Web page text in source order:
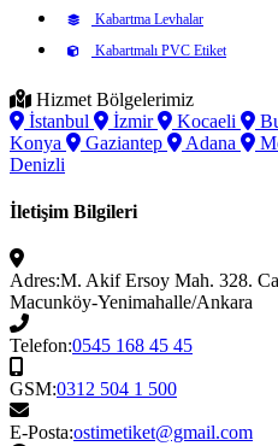
Kabartma Levhalar
Kabartmalı PVC Etiket
Hizmet Bölgelerimiz
İstanbul
İzmir Kocaeli
Konya
Gaziantep Adana
Denizli
İletişim Bilgileri
Adres:M. Akif Ersoy Mah. 328.
Macunköy-Yenimahalle/Ankara
Telefon:0545 168 45 45
GSM:0312 504 1 500
E-Posta:ostimetiket@gmail.com